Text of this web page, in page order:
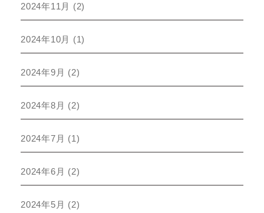
2024年11月 (2)
2024年10月 (1)
2024年9月 (2)
2024年8月 (2)
2024年7月 (1)
2024年6月 (2)
2024年5月 (2)